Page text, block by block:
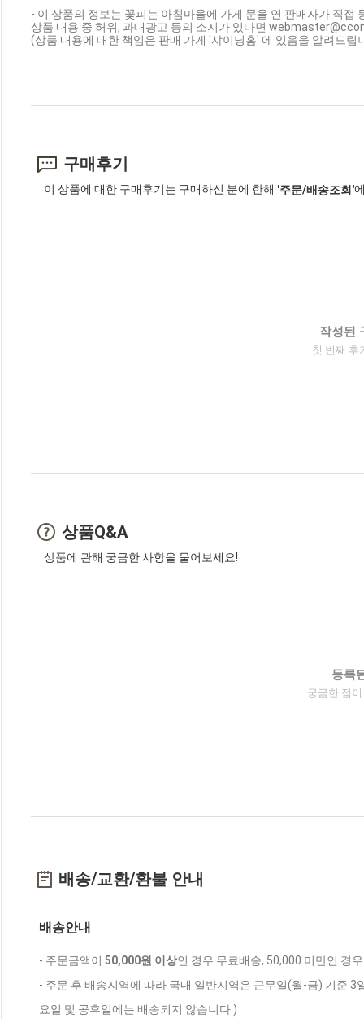
- 이 상품의 정보는 꽃피는 아침마을에 가게 문을 연 판매자가 직접
상품 내용 중 허위, 과대광고 등의 소지가 있다면
(상품 내용에 대한 책임은 판매 가게 '샤이닝홈' 에 있음을 알려드립
구매후기
이 상품에 대한 구매후기는 구매하신 분에 한해 '주문/배송조회'
작성된
첫 번째 후
상품Q&A
상품에 관해 궁금한 사항을 물어보세요!
등록
궁금한 점
배송/교환/환불 안내
배송안내
- 주문금액이 50,000원 이상인 경우 무료배송, 50,000 미만인 경
- 주문 후 배송지역에 따라 국내 일반지역은 근무일(월-금) 기준
요일 및 공휴일에는 배송되지 않습니다.)